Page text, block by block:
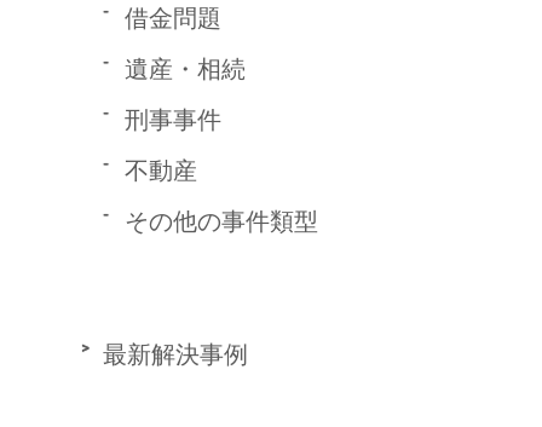
借金問題
遺産・相続
刑事事件
不動産
その他の事件類型
最新解決事例